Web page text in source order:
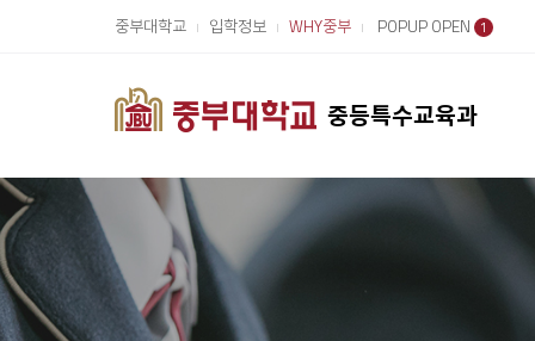
중등특수교육과
중부대학교 입학정보 WHY중부 POPUP OPEN 1